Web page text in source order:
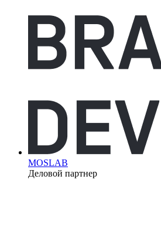
MOSLAB
Деловой партнер